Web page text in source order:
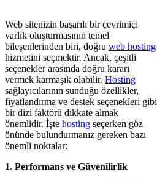
Web sitenizin başarılı bir çevrimiçi
varlık oluşturmasının temel
bileşenlerinden biri, doğru web hosting
hizmetini seçmektir. Ancak, çeşitli
seçenekler arasında doğru kararı
vermek karmaşık olabilir. Hosting
sağlayıcılarının sunduğu özellikler,
fiyatlandırma ve destek seçenekleri gibi
bir dizi faktörü dikkate almak
önemlidir. İşte hosting seçerken göz
önünde bulundurmanız gereken bazı
önemli noktalar:
1. Performans ve Güvenilirlik